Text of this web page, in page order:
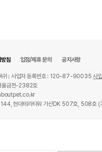
침 입점/제휴 문의 공지사항
귀 사업자 등록번호 : 120-87-90035사
울금천-2382호
144, 현대테라타워 가산DK 507호, 508호 (